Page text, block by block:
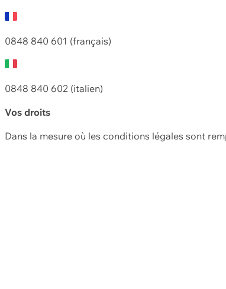
0848 840 601 (français)
0848 840 602 (italien)
Vos droits
Dans la mesure où les conditions légales sont